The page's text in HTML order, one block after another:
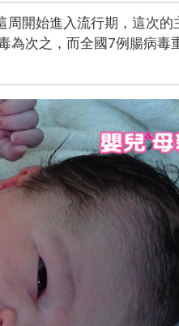
周開始進入流行期，這次的
為次之，而全國7例腸病毒